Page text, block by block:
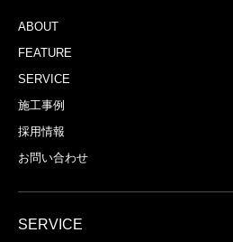
ABOUT
FEATURE
SERVICE
施工事例
採用情報
お問い合わせ
SERVICE